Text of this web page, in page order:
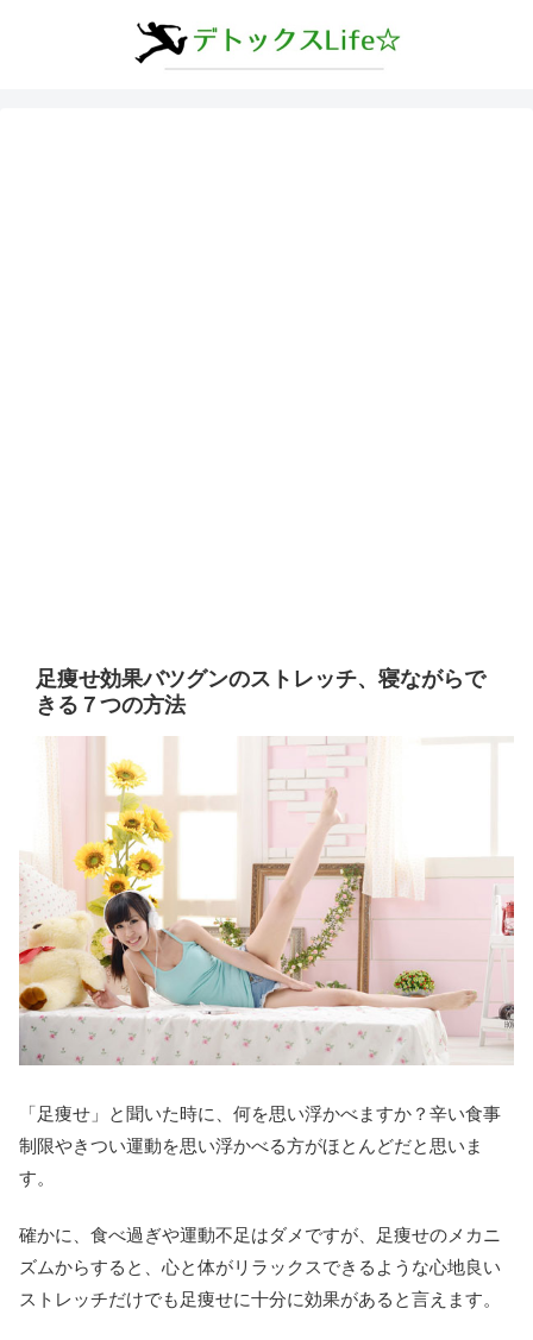
足痩せ効果バツグンのストレッチ、寝ながらで
きる７つの方法
「足痩せ」と聞いた時に、何を思い浮かべますか？辛い食事
制限やきつい運動を思い浮かべる方がほとんどだと思いま
す。
確かに、食べ過ぎや運動不足はダメですが、足痩せのメカニ
ズムからすると、心と体がリラックスできるような心地良い
ストレッチだけでも足痩せに十分に効果があると言えます。